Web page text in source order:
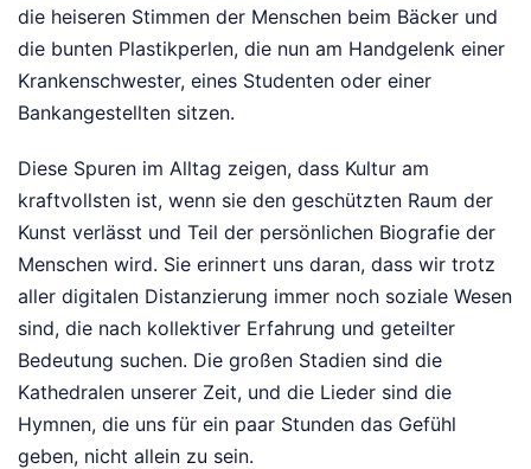
die heiseren Stimmen der Menschen beim Bäcker und
die bunten Plastikperlen, die nun am Handgelenk einer
Krankenschwester, eines Studenten oder einer
Bankangestellten sitzen.
Diese Spuren im Alltag zeigen, dass Kultur am
kraftvollsten ist, wenn sie den geschützten Raum der
Kunst verlässt und Teil der persönlichen Biografie der
Menschen wird. Sie erinnert uns daran, dass wir trotz
aller digitalen Distanzierung immer noch soziale Wesen
sind, die nach kollektiver Erfahrung und geteilter
Bedeutung suchen. Die großen Stadien sind die
Kathedralen unserer Zeit, und die Lieder sind die
Hymnen, die uns für ein paar Stunden das Gefühl
geben, nicht allein zu sein.